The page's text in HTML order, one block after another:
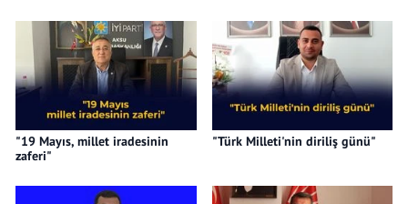
"19 Mayıs, millet iradesinin
zaferi"
"Türk Milleti'nin diriliş günü"